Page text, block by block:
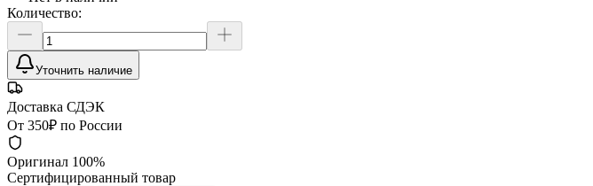
Количество:
Уточнить наличие
Доставка СДЭК
От 350₽ по России
Оригинал 100%
Сертифицированный товар